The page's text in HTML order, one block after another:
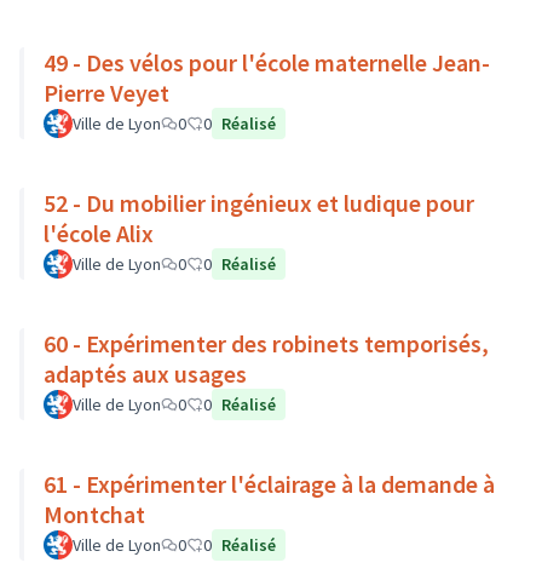
49 - Des vélos pour l'école maternelle Jean-
Pierre Veyet
Ville de Lyon 0 0 Réalisé
52 - Du mobilier ingénieux et ludique pour
l'école Alix
Ville de Lyon 0 0 Réalisé
60 - Expérimenter des robinets temporisés,
adaptés aux usages
Ville de Lyon 0 0 Réalisé
61 - Expérimenter l'éclairage à la demande à
Montchat
Ville de Lyon 0 0 Réalisé